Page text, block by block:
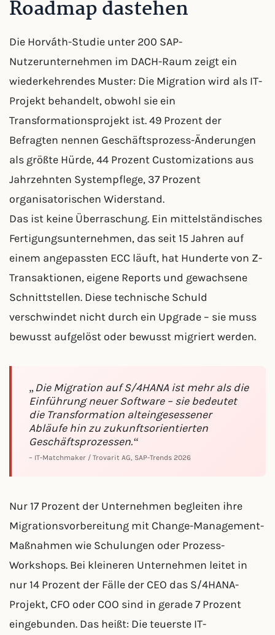
Roadmap dastehen
Die Horváth-Studie unter 200 SAP-
Nutzerunternehmen im DACH-Raum zeigt ein
wiederkehrendes Muster: Die Migration wird als IT-
Projekt behandelt, obwohl sie ein
Transformationsprojekt ist. 49 Prozent der
Befragten nennen Geschäftsprozess-Änderungen
als größte Hürde, 44 Prozent Customizations aus
Jahrzehnten Systempflege, 37 Prozent
organisatorischen Widerstand.
Das ist keine Überraschung. Ein mittelständisches
Fertigungsunternehmen, das seit 15 Jahren auf
einem angepassten ECC läuft, hat Hunderte von Z-
Transaktionen, eigene Reports und gewachsene
Schnittstellen. Diese technische Schuld
verschwindet nicht durch ein Upgrade – sie muss
bewusst aufgelöst oder bewusst migriert werden.
„Die Migration auf S/4HANA ist mehr als die
Einführung neuer Software – sie bedeutet
die Transformation alteingesessener
Abläufe hin zu zukunftsorientierten
Geschäftsprozessen.“
– IT-Matchmaker / Trovarit AG, SAP-Trends 2026
Nur 17 Prozent der Unternehmen begleiten ihre
Migrationsvorbereitung mit Change-Management-
Maßnahmen wie Schulungen oder Prozess-
Workshops. Bei kleineren Unternehmen leitet in
nur 14 Prozent der Fälle der CEO das S/4HANA-
Projekt, CFO oder COO sind in gerade 7 Prozent
eingebunden. Das heißt: Die teuerste IT-